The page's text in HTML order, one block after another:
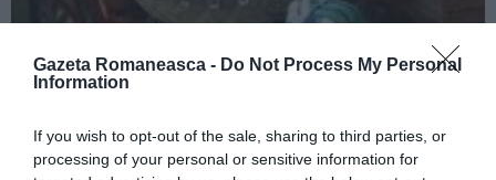
Gazeta Romaneasca - Do Not Process My Personal
Information
If you wish to opt-out of the sale, sharing to third parties, or
processing of your personal or sensitive information for
CITEȘTE ȘI: